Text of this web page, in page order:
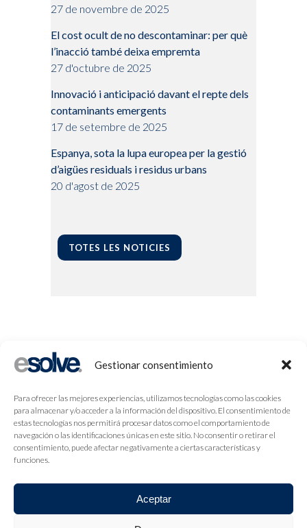
Gestionar consentimiento
Para ofrecer las mejores experiencias, utilizamos tecnologías como las cookies
para almacenar y/o acceder a la información del dispositivo. El consentimiento de
estas tecnologías nos permitirá procesar datos como el comportamiento de
navegación o las identificaciones únicas en este sitio. No consentir o retirar el
consentimiento, puede afectar negativamente a ciertas características y
funciones.
Aceptar
27 de novembre de 2025
El cost ocult de no descontaminar: per què
l’inacció també deixa empremta
27 d'octubre de 2025
Innovació i anticipació davant el repte dels
contaminants emergents
17 de setembre de 2025
Espanya, sota la lupa europea per la gestió
d’aigües residuals i residus urbans
20 d'agost de 2025
TOTES LES NOTICIES